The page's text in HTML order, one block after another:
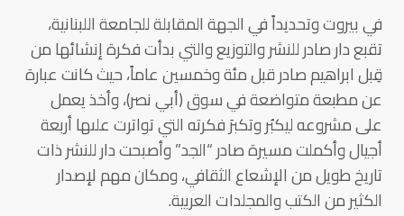
في بيروت وتحديداً في الجهة المقابلة للجامعة اللبنانية،
تقبع دار صادر للنشر والتوزيع والتي بدأت فكرة إنشائها من
قِبل ابراهيم صادر قبل مئة وخمسين عاماً، حيث كانت عبارة
عن مطبعة متواضعة في سوق (أبي نصر)، وأخذ يعمل
على مشروعه ليكبُر وتكبرَ فكرته التي تواترت علىها أربعة
أجيال وأكملت مسيرة صادر “الجد” وأصبحت دار للنشر ذات
تاريخ طويل من الإشعاع الثقافي، ومكان مهم لإصدار
الكثير من الكتب والمجلدات العربية.